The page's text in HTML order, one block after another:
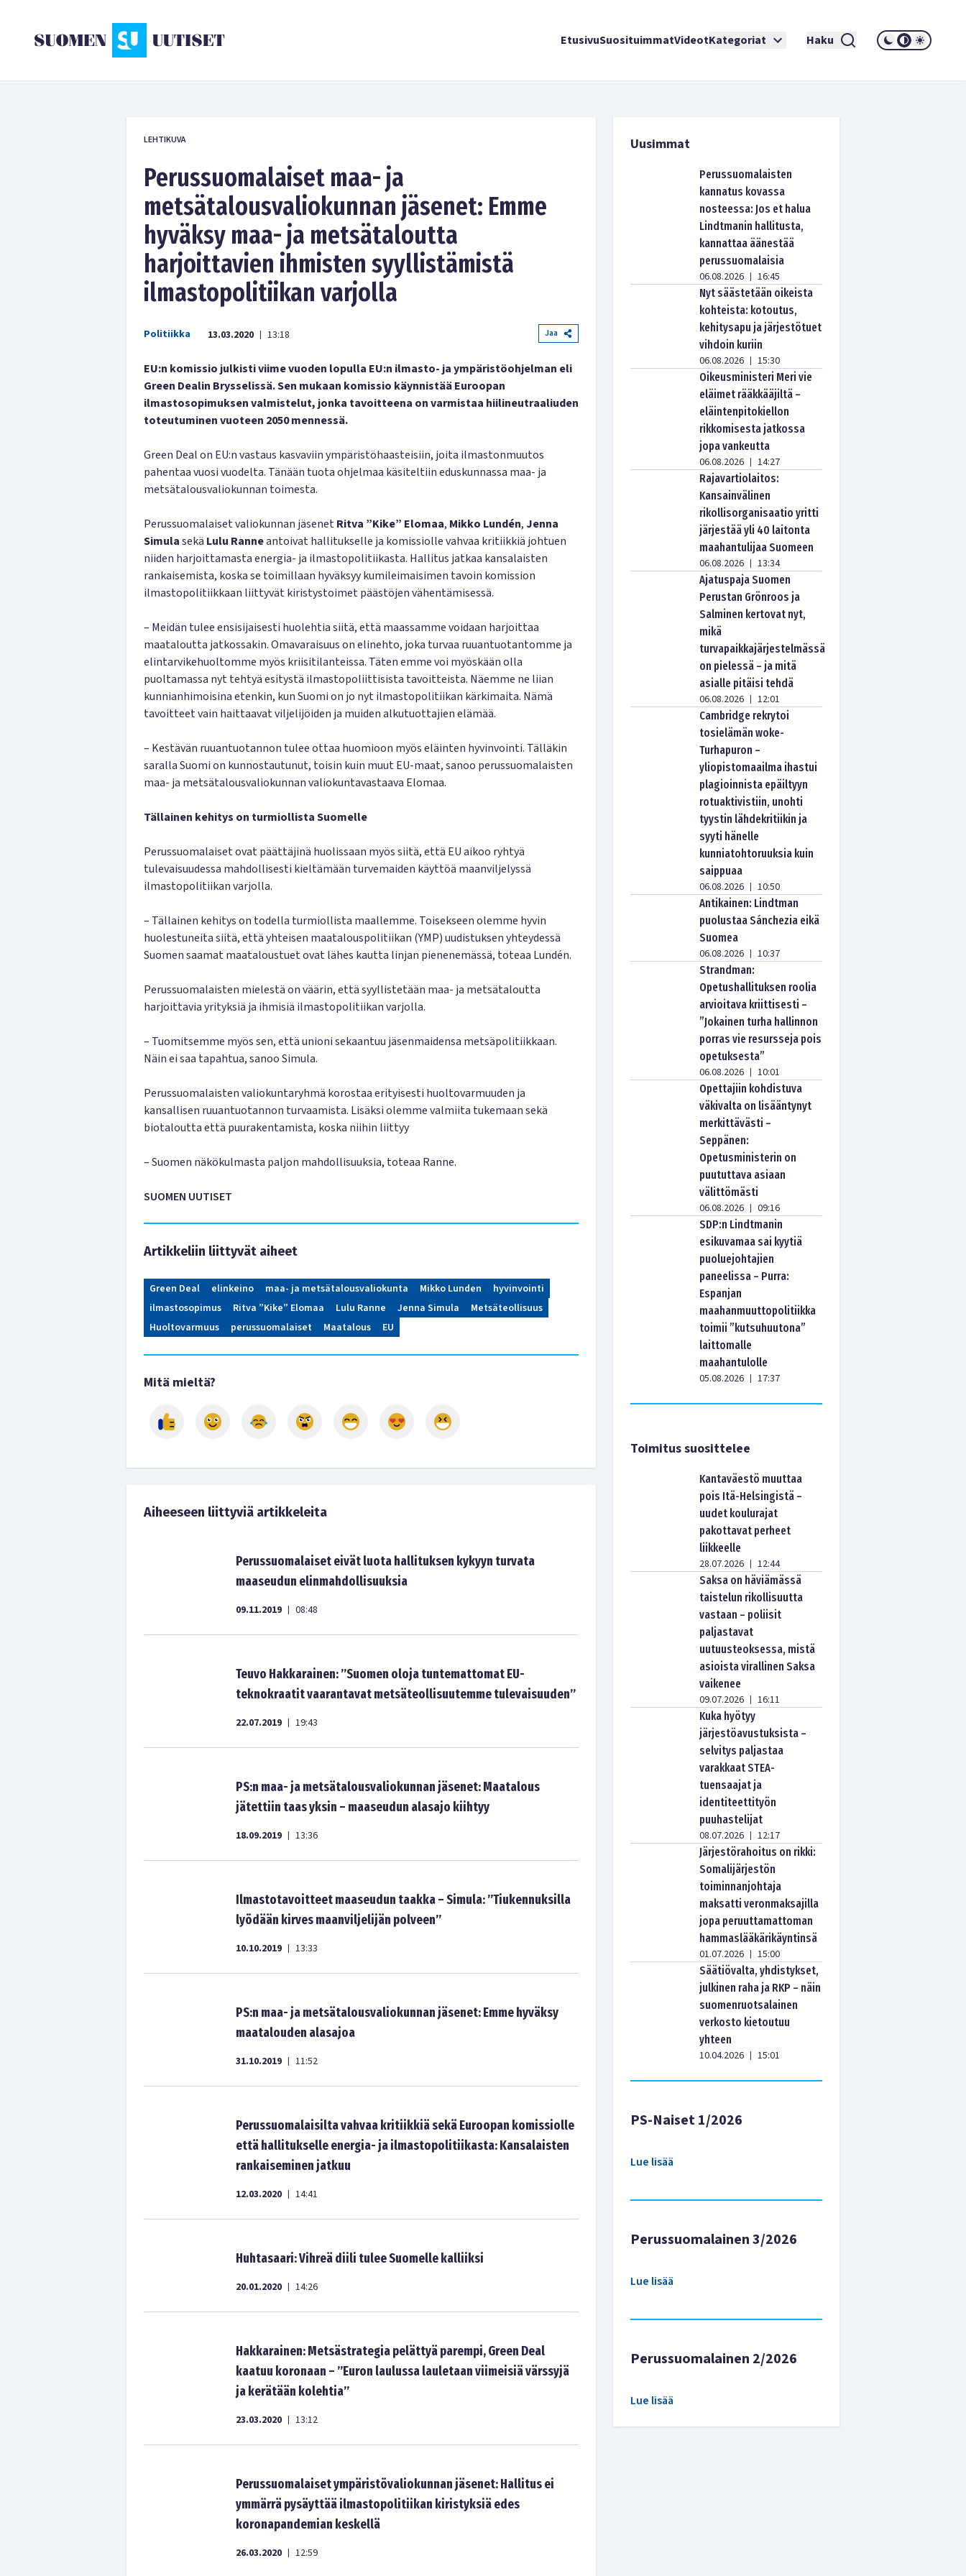
EtusivuSuosituimmatVideotKategoriat Haku
LEHTIKUVA
Perussuomalaiset maa- ja
metsätalousvaliokunnan jäsenet: Emme
hyväksy maa- ja metsätaloutta
harjoittavien ihmisten syyllistämistä
ilmastopolitiikan varjolla
Politiikka 13.03.2020 | 13:18 Jaa
EU:n komissio julkisti viime vuoden lopulla EU:n ilmasto- ja ympäristöohjelman eli
Green Dealin Brysselissä. Sen mukaan komissio käynnistää Euroopan
ilmastosopimuksen valmistelut, jonka tavoitteena on varmistaa hiilineutraaliuden
toteutuminen vuoteen 2050 mennessä.
Green Deal on EU:n vastaus kasvaviin ympäristöhaasteisiin, joita ilmastonmuutos
pahentaa vuosi vuodelta. Tänään tuota ohjelmaa käsiteltiin eduskunnassa maa- ja
metsätalousvaliokunnan toimesta.
Perussuomalaiset valiokunnan jäsenetRitva ”Kike” Elomaa, Mikko Lundén, Jenna
Simulasekä Lulu Ranneantoivat hallitukselle ja komissiolle vahvaa kritiikkiä johtuen
niiden harjoittamasta energia- ja ilmastopolitiikasta. Hallitus jatkaa kansalaisten
rankaisemista, koska se toimillaan hyväksyy kumileimaisimen tavoin komission
ilmastopolitiikkaan liittyvät kiristystoimet päästöjen vähentämisessä.
– Meidän tulee ensisijaisesti huolehtia siitä, että maassamme voidaan harjoittaa
maataloutta jatkossakin. Omavaraisuus on elinehto, joka turvaa ruuantuotantomme ja
elintarvikehuoltomme myös kriisitilanteissa. Täten emme voi myöskään olla
puoltamassa nyt tehtyä esitystä ilmastopoliittisista tavoitteista. Näemme ne liian
kunnianhimoisina etenkin, kun Suomi on jo nyt ilmastopolitiikan kärkimaita. Nämä
tavoitteet vain haittaavat viljelijöiden ja muiden alkutuottajien elämää.
– Kestävän ruuantuotannon tulee ottaa huomioon myös eläinten hyvinvointi. Tälläkin
saralla Suomi on kunnostautunut, toisin kuin muut EU-maat, sanoo perussuomalaisten
maa- ja metsätalousvaliokunnan valiokuntavastaava Elomaa.
Tällainen kehitys on turmiollista Suomelle
Perussuomalaiset ovat päättäjinä huolissaan myös siitä, että EU aikoo ryhtyä
tulevaisuudessa mahdollisesti kieltämään turvemaiden käyttöä maanviljelyssä
ilmastopolitiikan varjolla.
– Tällainen kehitys on todella turmiollista maallemme. Toisekseen olemme hyvin
huolestuneita siitä, että yhteisen maatalouspolitiikan (YMP) uudistuksen yhteydessä
Suomen saamat maataloustuet ovat lähes kautta linjan pienenemässä, toteaa Lundén.
Perussuomalaisten mielestä on väärin, että syyllistetään maa- ja metsätaloutta
harjoittavia yrityksiä ja ihmisiä ilmastopolitiikan varjolla.
– Tuomitsemme myös sen, että unioni sekaantuu jäsenmaidensa metsäpolitiikkaan.
Näin ei saa tapahtua, sanoo Simula.
Perussuomalaisten valiokuntaryhmä korostaa erityisesti huoltovarmuuden ja
kansallisen ruuantuotannon turvaamista. Lisäksi olemme valmiita tukemaan sekä
biotaloutta että puurakentamista, koska niihin liittyy
– Suomen näkökulmasta paljon mahdollisuuksia, toteaa Ranne.
SUOMEN UUTISET
Artikkeliin liittyvät aiheet
Green Deal elinkeino maa- ja metsätalousvaliokunta Mikko Lunden
hyvinvointi
ilmastosopimus
Ritva ”Kike” Elomaa Lulu Ranne Jenna Simula
Metsäteollisuus
Huoltovarmuus
perussuomalaiset Maatalous EU
Mitä mieltä?
Aiheeseen liittyviä artikkeleita
Perussuomalaiset eivät luota hallituksen kykyyn turvata
maaseudun elinmahdollisuuksia
09.11.2019 | 08:48
Teuvo Hakkarainen: ”Suomen oloja tuntemattomat EU-
teknokraatit vaarantavat metsäteollisuutemme tulevaisuuden”
22.07.2019 | 19:43
PS:n maa- ja metsätalousvaliokunnan jäsenet: Maatalous
jätettiin taas yksin – maaseudun alasajo kiihtyy
18.09.2019 | 13:36
Ilmastotavoitteet maaseudun taakka – Simula: ”Tiukennuksilla
lyödään kirves maanviljelijän polveen”
10.10.2019 | 13:33
PS:n maa- ja metsätalousvaliokunnan jäsenet: Emme hyväksy
maatalouden alasajoa
31.10.2019 | 11:52
Perussuomalaisilta vahvaa kritiikkiä sekä Euroopan komissiolle
että hallitukselle energia- ja ilmastopolitiikasta: Kansalaisten
rankaiseminen jatkuu
12.03.2020 | 14:41
Huhtasaari: Vihreä diili tulee Suomelle kalliiksi
20.01.2020 | 14:26
Hakkarainen: Metsästrategia pelättyä parempi, Green Deal
kaatuu koronaan – ”Euron laulussa lauletaan viimeisiä värssyjä
ja kerätään kolehtia”
23.03.2020 | 13:12
Perussuomalaiset ympäristövaliokunnan jäsenet: Hallitus ei
ymmärrä pysäyttää ilmastopolitiikan kiristyksiä edes
koronapandemian keskellä
26.03.2020 | 12:59
Uusimmat
Perussuomalaisten
kannatus kovassa
nosteessa: Jos et halua
Lindtmanin hallitusta,
kannattaa äänestää
perussuomalaisia
06.08.2026 | 16:45
Nyt säästetään oikeista
kohteista: kotoutus,
kehitysapu ja järjestötuet
vihdoin kuriin
06.08.2026 | 15:30
Oikeusministeri Meri vie
eläimet rääkkääjiltä –
eläintenpitokiellon
rikkomisesta jatkossa
jopa vankeutta
06.08.2026 | 14:27
Rajavartiolaitos:
Kansainvälinen
rikollisorganisaatio yritti
järjestää yli 40 laitonta
maahantulijaa Suomeen
06.08.2026 | 13:34
Ajatuspaja Suomen
Perustan Grönroos ja
Salminen kertovat nyt,
mikä
turvapaikkajärjestelmässä
on pielessä – ja mitä
asialle pitäisi tehdä
06.08.2026 | 12:01
Cambridge rekrytoi
tosielämän woke-
Turhapuron –
yliopistomaailma ihastui
plagioinnista epäiltyyn
rotuaktivistiin, unohti
tyystin lähdekritiikin ja
syyti hänelle
kunniatohtoruuksia kuin
saippuaa
06.08.2026 | 10:50
Antikainen: Lindtman
puolustaa Sánchezia eikä
Suomea
06.08.2026 | 10:37
Strandman:
Opetushallituksen roolia
arvioitava kriittisesti –
”Jokainen turha hallinnon
porras vie resursseja pois
opetuksesta”
06.08.2026 | 10:01
Opettajiin kohdistuva
väkivalta on lisääntynyt
merkittävästi –
Seppänen:
Opetusministerin on
puututtava asiaan
välittömästi
06.08.2026 | 09:16
SDP:n Lindtmanin
esikuvamaa sai kyytiä
puoluejohtajien
paneelissa – Purra:
Espanjan
maahanmuuttopolitiikka
toimii ”kutsuhuutona”
laittomalle
maahantulolle
05.08.2026 | 17:37
Toimitus suosittelee
Kantaväestö muuttaa
pois Itä-Helsingistä –
uudet koulurajat
pakottavat perheet
liikkeelle
28.07.2026 | 12:44
Saksa on häviämässä
taistelun rikollisuutta
vastaan – poliisit
paljastavat
uutuusteoksessa, mistä
asioista virallinen Saksa
vaikenee
09.07.2026 | 16:11
Kuka hyötyy
järjestöavustuksista –
selvitys paljastaa
varakkaat STEA-
tuensaajat ja
identiteettityön
puuhastelijat
08.07.2026 | 12:17
Järjestörahoitus on rikki:
Somalijärjestön
toiminnanjohtaja
maksatti veronmaksajilla
jopa peruuttamattoman
hammaslääkärikäyntinsä
01.07.2026 | 15:00
Säätiövalta, yhdistykset,
julkinen raha ja RKP – näin
suomenruotsalainen
verkosto kietoutuu
yhteen
10.04.2026 | 15:01
PS-Naiset 1/2026
Lue lisää
Perussuomalainen 3/2026
Lue lisää
Perussuomalainen 2/2026
Lue lisää